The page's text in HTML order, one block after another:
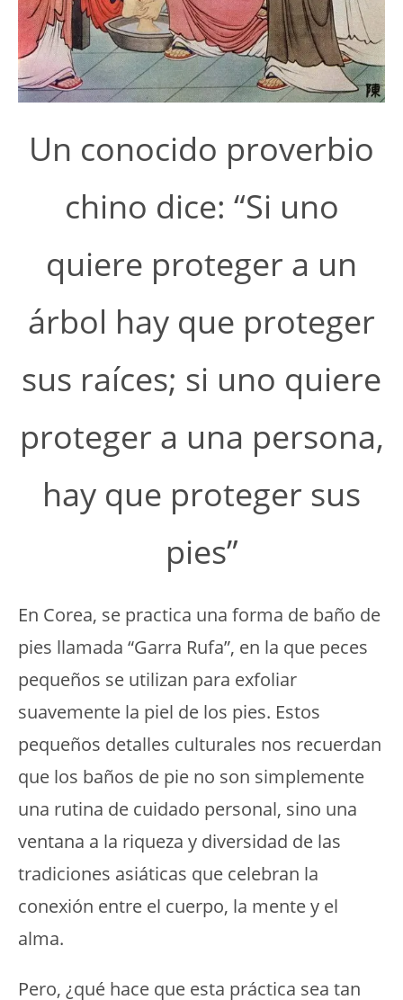
Un conocido proverbio
chino dice: “Si uno
quiere proteger a un
árbol hay que proteger
sus raíces; si uno quiere
proteger a una persona,
hay que proteger sus
pies”
En Corea, se practica una forma de baño de
pies llamada “Garra Rufa”, en la que peces
pequeños se utilizan para exfoliar
suavemente la piel de los pies. Estos
pequeños detalles culturales nos recuerdan
que los baños de pie no son simplemente
una rutina de cuidado personal, sino una
ventana a la riqueza y diversidad de las
tradiciones asiáticas que celebran la
conexión entre el cuerpo, la mente y el
alma.
Pero, ¿qué hace que esta práctica sea tan